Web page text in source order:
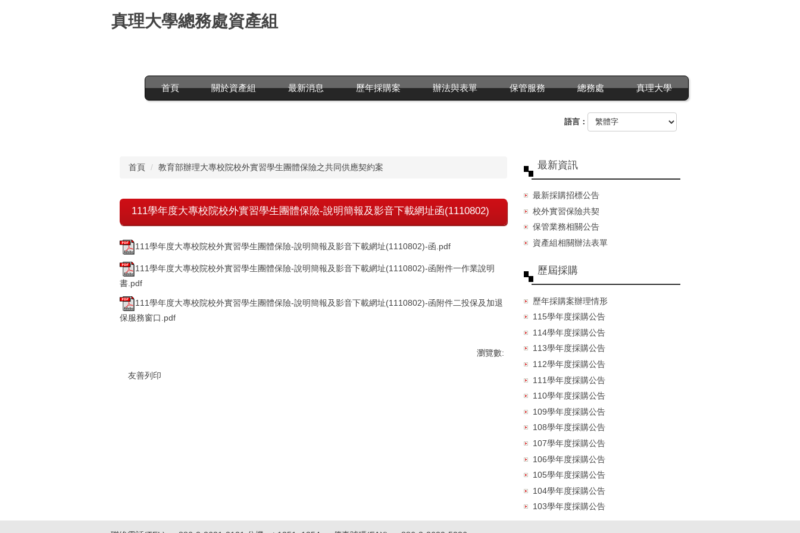
真理大學總務處資產組
首頁 關於資產組 最新消息 歷年採購案 辦法與表單 保管服務 總務處 真理大學
語言：
首頁 教育部辦理大專校院校外實習學生團體保險之共同供應契約案
111學年度大專校院校外實習學生團體保險-說明簡報及影音下載網址函(1110802)
111學年度大專校院校外實習學生團體保險-說明簡報及影音下載網址(1110802)-函.pdf
111學年度大專校院校外實習學生團體保險-說明簡報及影音下載網址(1110802)-函附件一作業說明
書.pdf
111學年度大專校院校外實習學生團體保險-說明簡報及影音下載網址(1110802)-函附件二投保及加退
保服務窗口.pdf
瀏覽數:
友善列印
最新資訊
最新採購招標公告
校外實習保險共契
保管業務相關公告
資產組相關辦法表單
歷屆採購
歷年採購案辦理情形
115學年度採購公告
114學年度採購公告
113學年度採購公告
112學年度採購公告
111學年度採購公告
110學年度採購公告
109學年度採購公告
108學年度採購公告
107學年度採購公告
106學年度採購公告
105學年度採購公告
104學年度採購公告
103學年度採購公告